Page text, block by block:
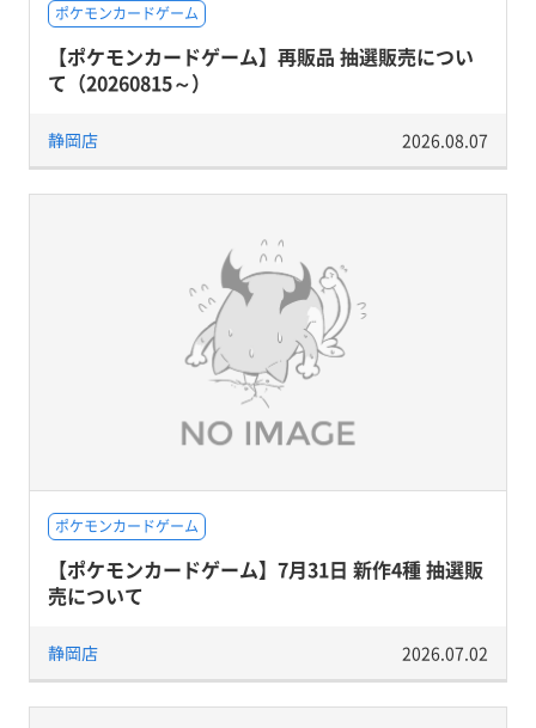
ポケモンカードゲーム
【ポケモンカードゲーム】再販品 抽選販売につい
て（20260815～）
静岡店 2026.08.07
ポケモンカードゲーム
【ポケモンカードゲーム】7月31日 新作4種 抽選販
売について
静岡店 2026.07.02